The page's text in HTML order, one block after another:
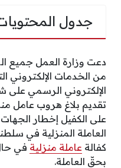
جدول
دعت وزارة العمل جميع
من الخدمات الإلكتروني
الإلكتروني الرسمي على
تقديم بلاغ هروب عامل
على الكفيل إخطار
العاملة المنزلية في
كفالة عاملة منزلية في
بحقّ العاملة.